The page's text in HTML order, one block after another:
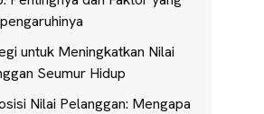
untuk Meningkatkan Nilai
Seumur Hidup
Nilai Pelanggan: Mengapa